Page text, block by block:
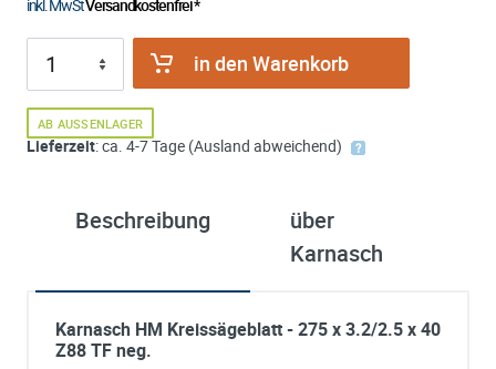
inkl. MwStVersandkostenfrei *
in den Warenkorb
AB AUSSENLAGER
Lieferzeit: ca. 4-7 Tage (Ausland abweichend)
Beschreibung
über
Karnasch
Karnasch HM Kreissägeblatt - 275 x 3.2/2.5 x 40
Z88 TF neg.